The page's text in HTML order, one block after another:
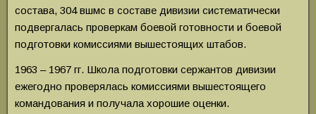
состава, 304 вшмс в составе дивизии систематически
подвергалась проверкам боевой готовности и боевой
подготовки комиссиями вышестоящих штабов.
1963 – 1967 гг. Школа подготовки сержантов дивизии
ежегодно проверялась комиссиями вышестоящего
командования и получала хорошие оценки.